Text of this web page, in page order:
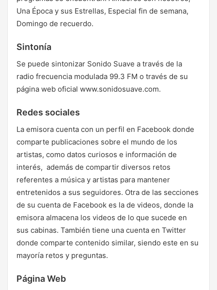
Una Época y sus Estrellas, Especial fin de semana,
Domingo de recuerdo.
Sintonía
Se puede sintonizar Sonido Suave a través de la
radio frecuencia modulada 99.3 FM o través de su
página web oficial www.sonidosuave.com.
Redes sociales
La emisora cuenta con un perfil en Facebook donde
comparte publicaciones sobre el mundo de los
artistas, como datos curiosos e información de
interés, además de compartir diversos retos
referentes a música y artistas para mantener
entretenidos a sus seguidores. Otra de las secciones
de su cuenta de Facebook es la de videos, donde la
emisora almacena los videos de lo que sucede en
sus cabinas. También tiene una cuenta en Twitter
donde comparte contenido similar, siendo este en su
mayoría retos y preguntas.
Página Web